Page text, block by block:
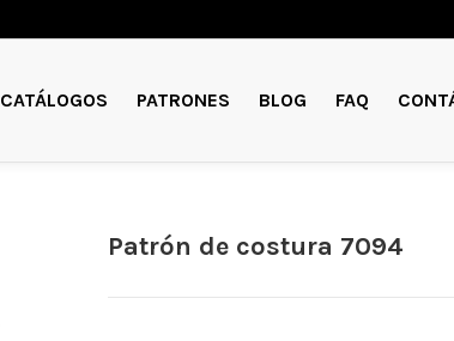
CATÁLOGOS PATRONES BLOG FAQ
Patrón de costura 7094